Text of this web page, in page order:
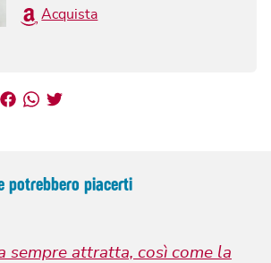
Acquista
Facebook
Whatsapp
Twitter
potrebbero piacerti
sempre attratta, così come la